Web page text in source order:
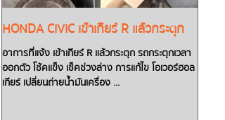
HONDA CIVIC เข้าเกียร์ R แล้วกระตุก
อาการที่แจ้ง เข้าเกียร์ R แล้วกระตุก รถกระตุกเวลา
ออกตัว โช้คแข็ง เช็คช่วงล่าง การแก้ไข โอเวอร์ฮอล
เกียร์ เปลี่ยนถ่ายน้ำมันเครื่อง ...